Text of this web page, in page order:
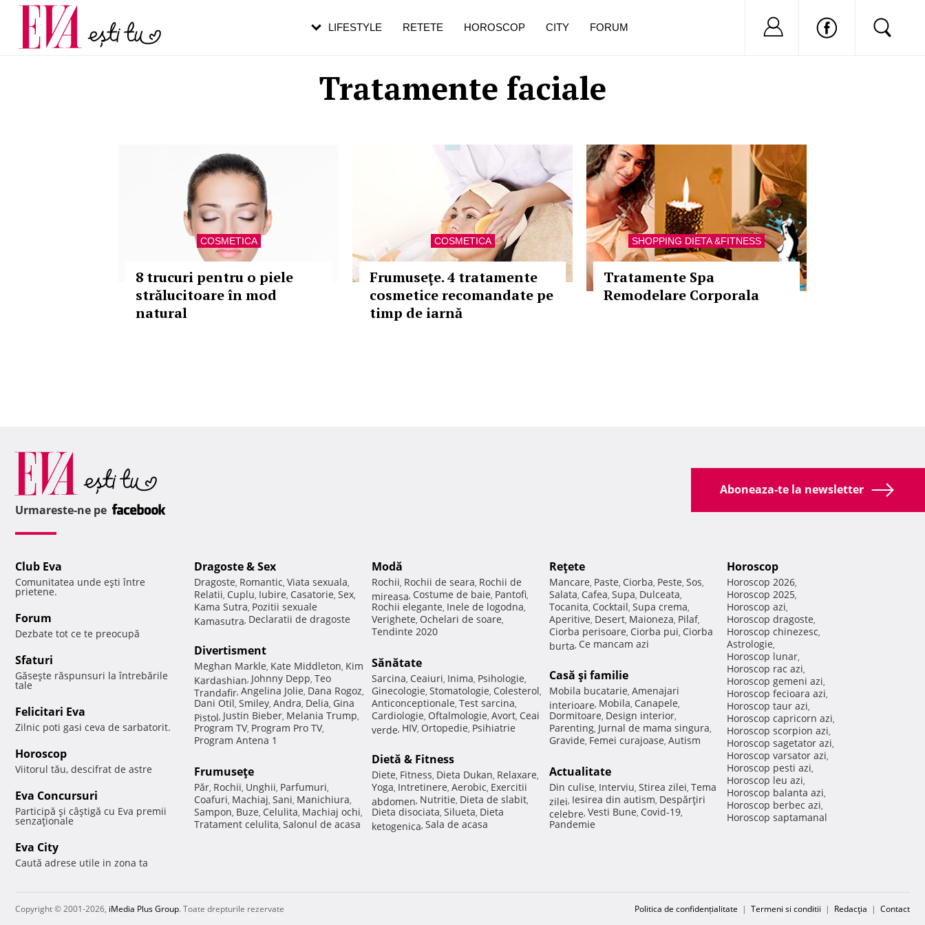
Tratamente faciale
COSMETICA
8 trucuri pentru o piele
strălucitoare în mod
natural
COSMETICA
Frumuseţe. 4 tratamente
cosmetice recomandate pe
timp de iarnă
SHOPPING DIETA &FITNESS
Tratamente Spa
Remodelare Corporala
LIFESTYLE RETETE HOROSCOP CITY FORUM Nu ai cont?
Carieră
Actualitate
pe măsură ce înaintezi în vârstă
Aboneaza-te la newsletter
Urmareste-ne pe
Club Eva
Comunitatea unde eşti între
prietene.
Forum
Dezbate tot ce te preocupă
Sfaturi
Găseşte răspunsuri la întrebările
tale
Felicitari Eva
Zilnic poti gasi ceva de sarbatorit.
Horoscop
Viitorul tău, descifrat de astre
Eva Concursuri
Participă şi câştigă cu Eva premii
senzaţionale
Eva City
Caută adrese utile in zona ta
Dragoste & Sex
Dragoste, Romantic, Viata sexuala,
Relatii, Cuplu, Iubire, Casatorie, Sex,
Kama Sutra, Pozitii sexuale
Kamasutra, Declaratii de dragoste
Divertisment
Meghan Markle, Kate Middleton, Kim
Kardashian, Johnny Depp, Teo
Trandafir, Angelina Jolie, Dana Rogoz,
Dani Otil, Smiley, Andra, Delia, Gina
Pistol, Justin Bieber, Melania Trump,
Program TV, Program Pro TV,
Program Antena 1
Frumuseţe
Păr, Rochii, Unghii, Parfumuri,
Coafuri, Machiaj, Sani, Manichiura,
Sampon, Buze, Celulita, Machiaj ochi,
Tratament celulita, Salonul de acasa
Modă
Rochii, Rochii de seara, Rochii de
mireasa, Costume de baie, Pantofi,
Rochii elegante, Inele de logodna,
Verighete, Ochelari de soare,
Tendinte 2020
Sănătate
Sarcina, Ceaiuri, Inima, Psihologie,
Ginecologie, Stomatologie, Colesterol,
Anticonceptionale, Test sarcina,
Cardiologie, Oftalmologie, Avort, Ceai
verde, HIV, Ortopedie, Psihiatrie
Dietă & Fitness
Diete, Fitness, Dieta Dukan, Relaxare,
Yoga, Intretinere, Aerobic, Exercitii
abdomen, Nutritie, Dieta de slabit,
Dieta disociata, Silueta, Dieta
ketogenica, Sala de acasa
Reţete
Mancare, Paste, Ciorba, Peste, Sos,
Salata, Cafea, Supa, Dulceata,
Tocanita, Cocktail, Supa crema,
Aperitive, Desert, Maioneza, Pilaf,
Ciorba perisoare, Ciorba pui, Ciorba
burta, Ce mancam azi
Casă şi familie
Mobila bucatarie, Amenajari
interioare, Mobila, Canapele,
Dormitoare, Design interior,
Parenting, Jurnal de mama singura,
Gravide, Femei curajoase, Autism
Actualitate
Din culise, Interviu, Stirea zilei, Tema
zilei, Iesirea din autism, Despărţiri
celebre, Vesti Bune, Covid-19,
Pandemie
Horoscop
Horoscop 2026,
Horoscop 2025,
Horoscop azi,
Horoscop dragoste,
Horoscop chinezesc,
Astrologie,
Horoscop lunar,
Horoscop rac azi,
Horoscop gemeni azi,
Horoscop fecioara azi,
Horoscop taur azi,
Horoscop capricorn azi,
Horoscop scorpion azi,
Horoscop sagetator azi,
Horoscop varsator azi,
Horoscop pesti azi,
Horoscop leu azi,
Horoscop balanta azi,
Horoscop berbec azi,
Horoscop saptamanal
Copyright © 2001-2026, iMedia Plus Group. Toate drepturile rezervate Politica de confidențialitate | Termeni si conditii | Redacţia | Contact